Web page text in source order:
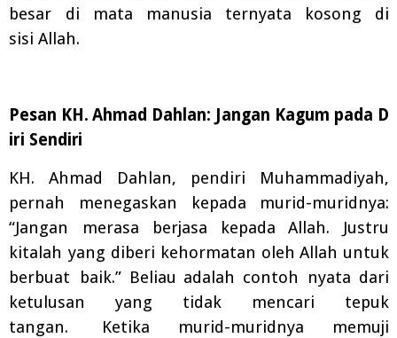
besar di mata manusia ternyata
kosong di
sisiAllah.
Pesan KH. Ahmad Dahlan: Jangan Kagum pada D
iri Sendiri
KH.
Ahmad Dahlan, pendiri Muhammadiyah,
pernah menegaskan kepada murid-muridnya:
“Jangan merasa berjasa kepada
Allah. Justru
kitalah yang diberi kehormatan oleh Allah untuk
berbuat
baik.” Beliau adalah contoh
nyata dari
ketulusan yang tidak mencari tepuk
tangan.
Ketika murid-muridnya memuji